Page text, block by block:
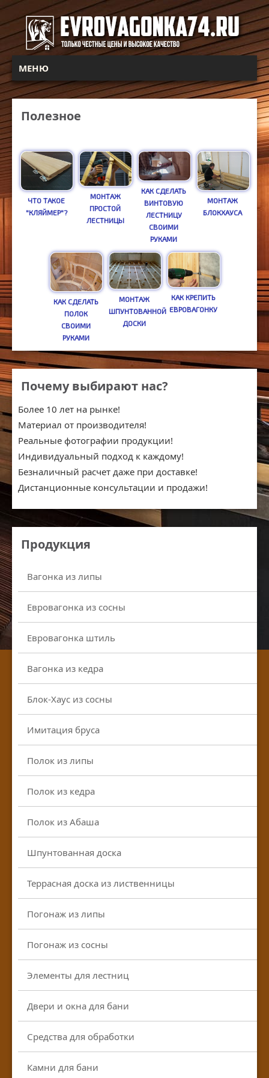
МЕНЮ
Полезное
ЧТО ТАКОЕ
"КЛЯЙМЕР"?
МОНТАЖ
ПРОСТОЙ
ЛЕСТНИЦЫ
КАК СДЕЛАТЬ
ВИНТОВУЮ
ЛЕСТНИЦУ
СВОИМИ
РУКАМИ
МОНТАЖ
БЛОКХАУСА
КАК СДЕЛАТЬ
ПОЛОК
СВОИМИ
РУКАМИ
МОНТАЖ
ШПУНТОВАННОЙ
ДОСКИ
КАК КРЕПИТЬ
ЕВРОВАГОНКУ
Почему выбирают нас?
Более 10 лет на рынке!
Материал от производителя!
Реальные фотографии продукции!
Индивидуальный подход к каждому!
Безналичный расчет даже при доставке!
Дистанционные консультации и продажи!
Продукция
Вагонка из липы
Евровагонка из сосны
Евровагонка штиль
Вагонка из кедра
Блок-Хаус из сосны
Имитация бруса
Полок из липы
Полок из кедра
Полок из Абаша
Шпунтованная доска
Террасная доска из лиственницы
Погонаж из липы
Погонаж из сосны
Элементы для лестниц
Двери и окна для бани
Средства для обработки
Камни для бани